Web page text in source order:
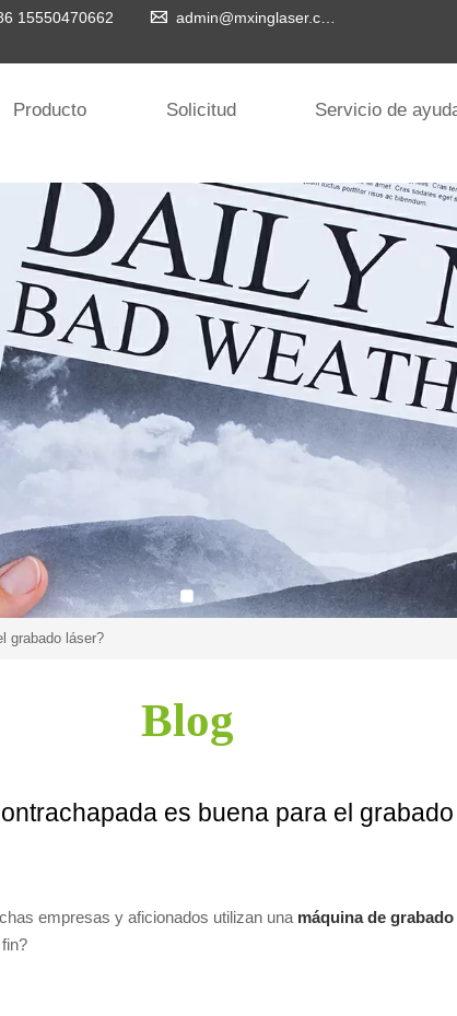
15550470662  admin@mxinglaser.com
Producto Solicitud Servicio de
grabado láser?
Blog
es buena para el
empresas y aficionados utilizan una máquina de